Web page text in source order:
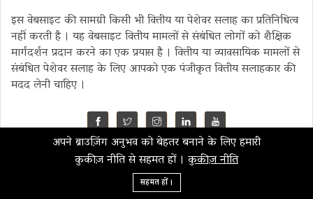
इस वेबसाइट की सामग्री किसी भी वित्तीय या पेशेवर सलाह का प्रतिनिधित्व
नहीं करती है । यह वेबसाइट वित्तीय मामलों से संबंधित लोगों को शैक्षिक
मार्गदर्शन प्रदान करने का एक प्रयास है । वित्तीय या व्यावसायिक मामलों से
संबंधित पेशेवर सलाह के लिए आपको एक पंजीकृत वित्तीय सलाहकार की
मदद लेनी चाहिए ।
©2023 MahaMoney
अपने ब्राउज़िंग अनुभव को बेहतर बनाने के लिए हमारी
कुकीज़ नीति से सहमत हों । कुकीज़ नीति
सहमत हों ।